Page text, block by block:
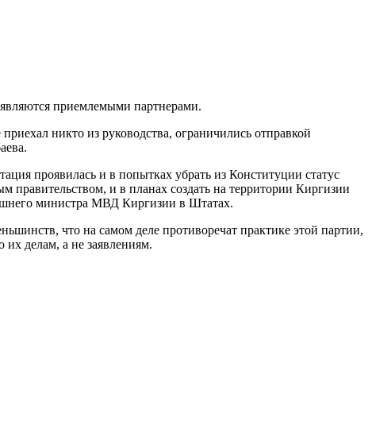
приемлемыми партнерами.
никто из руководства, ограничились отправкой
проявилась и в попытках убрать из Конституции статус
правительством, и в планах создать на территории Киргизии
министра МВД Киргизии в Штатах.
что на самом деле противоречат практике этой партии,
их делам, а не заявлениям.